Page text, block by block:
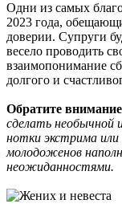
Одни из самых
2023 года,
доверии. Супруги
весело проводить
взаимопонимание
долгого и
Обратите
сделать необычной
нотки экстрима или
молодоженов
неожиданностями.